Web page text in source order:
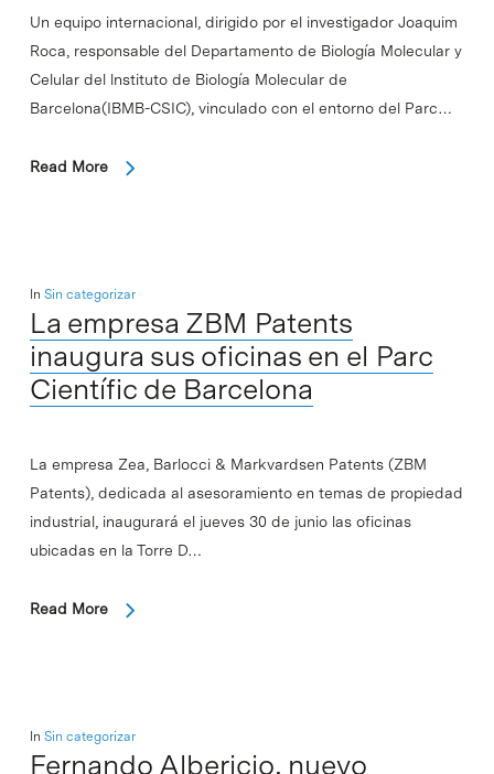
Un equipo internacional, dirigido por el investigador Joaquim
Roca, responsable del Departamento de Biología Molecular y
Celular del lnstituto de Biología Molecular de
Barcelona(IBMB-CSIC), vinculado con el entorno del Parc…
Read More
In Sin categorizar
La empresa ZBM Patents
inaugura sus oficinas en el Parc
Científic de Barcelona
La empresa Zea, Barlocci & Markvardsen Patents (ZBM
Patents), dedicada al asesoramiento en temas de propiedad
industrial, inaugurará el jueves 30 de junio las oficinas
ubicadas en la Torre D…
Read More
In Sin categorizar
Fernando Albericio, nuevo